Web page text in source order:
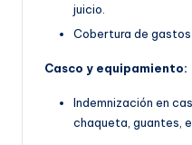
juicio.
Cobertura de gastos
Casco y equipamiento:
Indemnización en
chaqueta, guantes,